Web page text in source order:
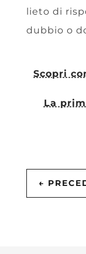
lieto di
dubbio o
Scopri
La
←